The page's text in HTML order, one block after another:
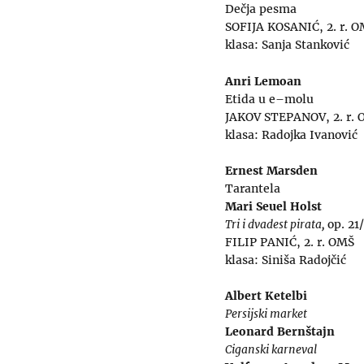
Dečja pesma
SOFIJA KOSANIĆ, 2. r.
klasa: Sanja Stanković
Anri Lemoan
Etida u e–molu
JAKOV STEPANOV, 2. r.
klasa: Radojka Ivanović
Ernest Marsden
Tarantela
Mari Seuel Holst
Tri i dvadest pirata, op.
FILIP PANIĆ, 2. r. OMŠ
klasa: Siniša Radojčić
Albert Ketelbi
Persijski market
Leonard Bernštajn
Ciganski karneval